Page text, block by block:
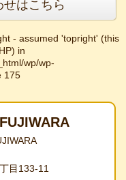
せはこちら
- assumed 'topright' (this
in
wp/wp-
175
目133-11